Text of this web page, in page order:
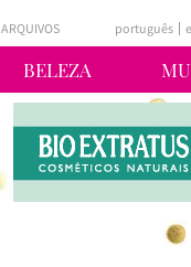
BELEZA
ARQUIVOS português